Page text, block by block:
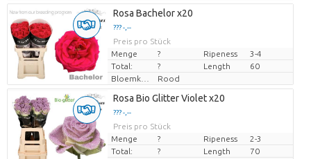
Rosa Bachelor x20
??? -,--
Preis pro Stück
Menge
? Ripeness
3-4
Total:
? Length
60
Bloemkleur
Rood
Rosa Bio Glitter Violet x20
??? -,--
Preis pro Stück
Menge
? Ripeness
2-3
Total:
? Length
70